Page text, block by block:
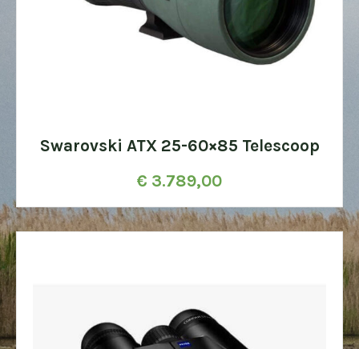
Swarovski ATX 25-60×85 Telescoop
€ 3.789,00